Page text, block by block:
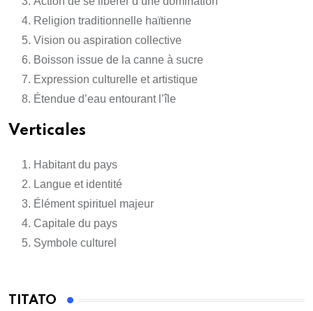
Religion traditionnelle haïtienne
Vision ou aspiration collective
Boisson issue de la canne à sucre
Expression culturelle et artistique
Étendue d’eau entourant l’île
Verticales
Habitant du pays
Langue et identité
Élément spirituel majeur
Capitale du pays
Symbole culturel
TITATO